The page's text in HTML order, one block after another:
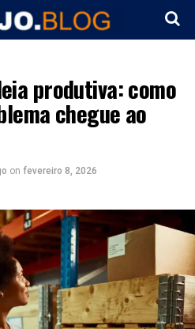
produtiva: como
chegue ao
on fevereiro 8, 2026